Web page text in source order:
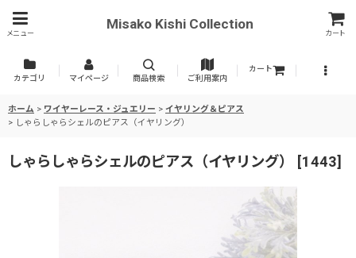
メニュー
Misako Kishi Collection
カート
カテゴリ マイページ 商品検索 ご利用案内
カート
ホーム > ワイヤーレース・ジュエリー > イヤリング＆ピアス
> しゃらしゃらシェルのピアス（イヤリング）
しゃらしゃらシェルのピアス（イヤリング） [1443]